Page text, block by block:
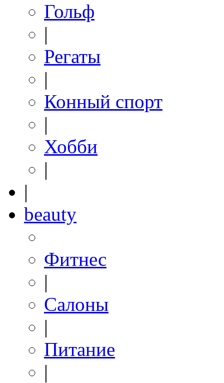
Гольф
|
Регаты
|
Конный спорт
|
Хобби
|
|
beauty
Фитнес
|
Салоны
|
Питание
|